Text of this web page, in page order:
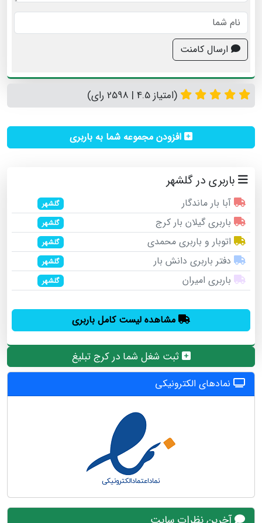
ارسال کامنت
(امتیاز 4.5 | 2598 رای)
افزودن مجموعه شما به باربری
باربری در گلشهر
آبا بار ماندگار گلشهر
باربری گیلان بار کرج گلشهر
اتوبار و باربری محمدی گلشهر
دفتر باربری دانش بار گلشهر
باربری امیران گلشهر
مشاهده لیست کامل باربری
ثبت شغل شما در کرج تبلیغ
نمادهای الکترونیکی